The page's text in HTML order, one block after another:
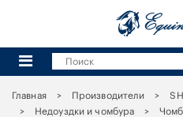
Главная Производители
Недоуздки и чомбура